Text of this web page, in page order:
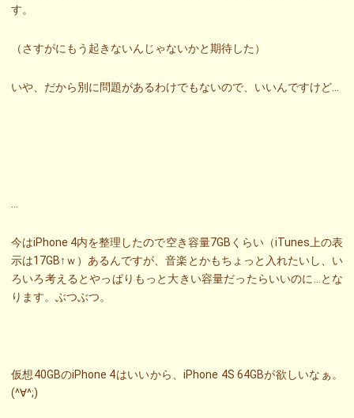
す。
（さすがにもう起きないんじゃないかと期待した）
いや、だから別に問題があるわけでもないので、いいんですけど…
今はiPhone 4内を整理したので空き容量7GBくらい（iTunes上の表
示は17GB↑ｗ）あるんですが、音楽とかもちょっと入れたいし、い
ろいろ考えるとやっぱりもっと大きい容量だったらいいのに…とな
ります。ぶつぶつ。
仮想40GBのiPhone 4はいいから、iPhone 4S 64GBが欲しいなぁ。
(^∀^;)